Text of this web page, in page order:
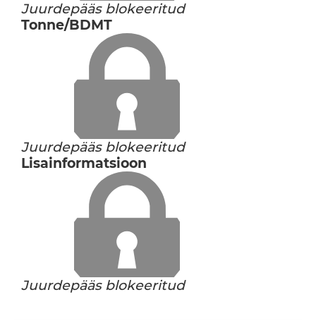
Juurdepääs blokeeritud
Tonne/BDMT
Juurdepääs blokeeritud
Lisainformatsioon
Juurdepääs blokeeritud